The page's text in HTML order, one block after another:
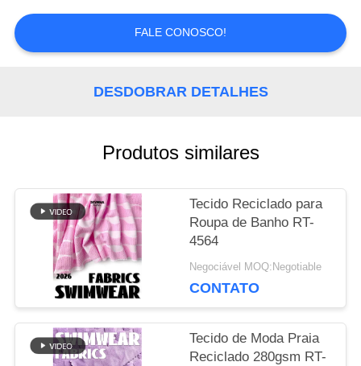
CONTACTE-
CASOS
MAPA
DO
SITE
FALE CONOSCO!
DESDOBRAR DETALHES
Produtos similares
Tecido Reciclado para
Roupa de Banho RT-
4564
Negociável MOQ:Negotiable
CONTATO
Tecido de Moda Praia
Reciclado 280gsm RT-